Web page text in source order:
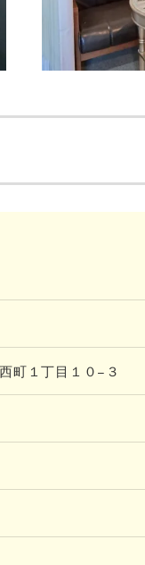
町１丁目１０−３